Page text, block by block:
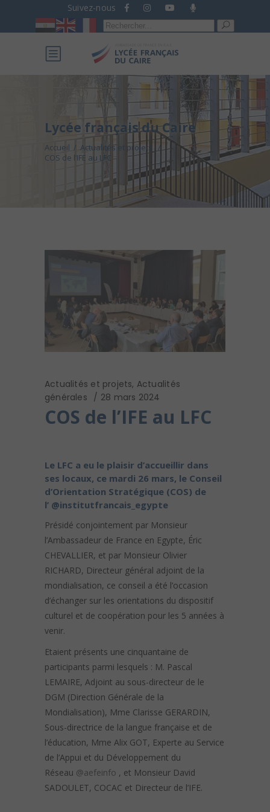
Suivez-nous
Recherche
pour :
Lycée français du Caire
Accueil / Actualités et projets
/
COS de l’IFE au LFC
Actualités et projets, Actualités
générales
28 mars 2024
COS de l’IFE au LFC
Le LFC a eu le plaisir d’accueillir dans
ses locaux, ce mardi 26 mars, le Conseil
d’Orientation Stratégique (COS) de
l’ @institutfrancais_egypte
Présidé conjointement par Monsieur
l’Ambassadeur de France en Egypte, Éric
CHEVALLIER, et par Monsieur Olivier
RICHARD, Directeur général adjoint de la
mondialisation, ce conseil a été l’occasion
d’échanger sur les orientations du dispositif
culturel et de coopération pour les 5 années à
venir.
Etaient présents une cinquantaine de
participants parmi lesquels : M. Pascal
LEMAIRE, Adjoint au sous-directeur de le
DGM (Direction Générale de la
Mondialisation), Mme Clarisse GERARDIN,
Sous-directrice de la langue française et de
l’éducation, Mme Alix GOT, Experte au Service
de l’Appui et du Développement du
Réseau @aefeinfo , et Monsieur David
SADOULET, COCAC et Directeur de l’IFE.